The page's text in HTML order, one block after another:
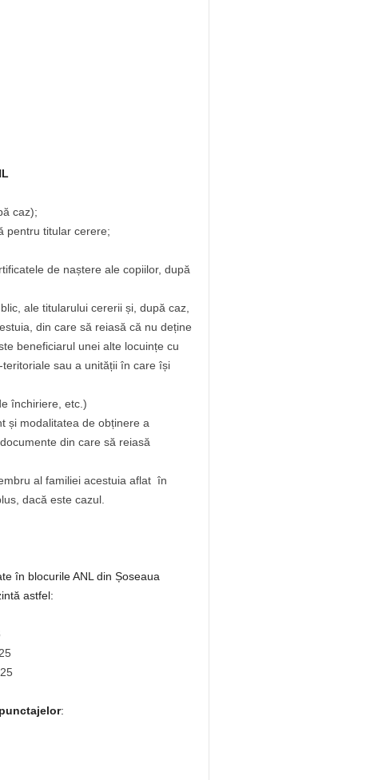
caz);
pentru titular cerere;
de naștere ale copiilor, după
ale titularului cererii și, după caz,
din care să reiasă că nu deține
beneficiarul unei alte locuințe cu
sau a unității în care își
închiriere, etc.)
și modalitatea de obținere a
din care să reiasă
al familiei acestuia aflat în
dacă este cazul.
în blocurile ANL din Șoseaua
astfel:
: